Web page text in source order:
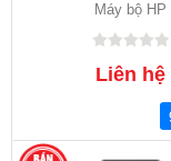
Máy bộ HP
Liên hệ